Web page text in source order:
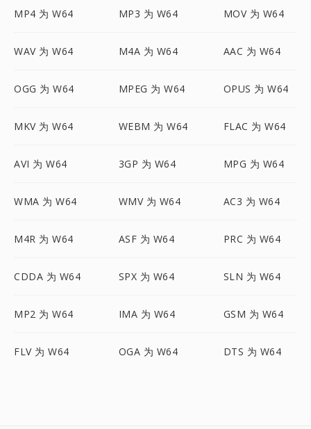
MP4 为 W64 MP3 为 W64 MOV 为 W64
WAV 为 W64 M4A 为 W64 AAC 为 W64
OGG 为 W64 MPEG 为 W64 OPUS 为 W64
MKV 为 W64 WEBM 为 W64 FLAC 为 W64
AVI 为 W64 3GP 为 W64 MPG 为 W64
WMA 为 W64 WMV 为 W64 AC3 为 W64
M4R 为 W64 ASF 为 W64 PRC 为 W64
CDDA 为 W64 SPX 为 W64 SLN 为 W64
MP2 为 W64 IMA 为 W64 GSM 为 W64
FLV 为 W64 OGA 为 W64 DTS 为 W64